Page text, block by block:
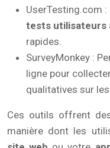
UserTesting.com
tests utilisateurs
rapides.
SurveyMonkey :
ligne pour
qualitatives sur
Ces outils offrent
manière dont les